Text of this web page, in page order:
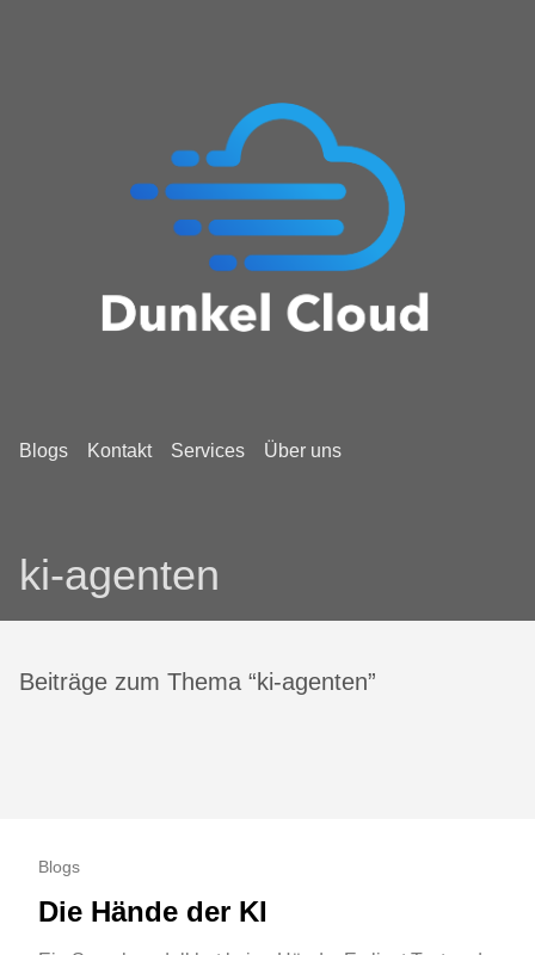
Blogs Kontakt Services Über uns
ki-agenten
Beiträge zum Thema “ki-agenten”
Blogs
Die Hände der KI